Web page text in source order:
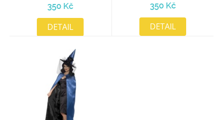
350 Kč
DETAIL
350 Kč
DETAIL